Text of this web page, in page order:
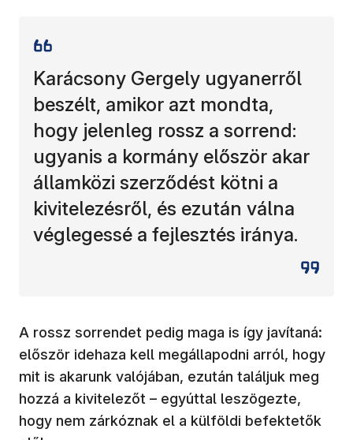
Karácsony Gergely ugyanerről
beszélt, amikor azt mondta,
hogy jelenleg rossz a sorrend:
ugyanis a kormány először akar
államközi szerződést kötni a
kivitelezésről, és ezután válna
véglegessé a fejlesztés iránya.
A rossz sorrendet pedig maga is így javítaná:
először idehaza kell megállapodni arról, hogy
mit is akarunk valójában, ezután találjuk meg
hozzá a kivitelezőt – egyúttal leszögezte,
hogy nem zárkóznak el a külföldi befektetők